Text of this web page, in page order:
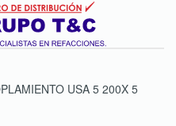
USA 5 200X 5